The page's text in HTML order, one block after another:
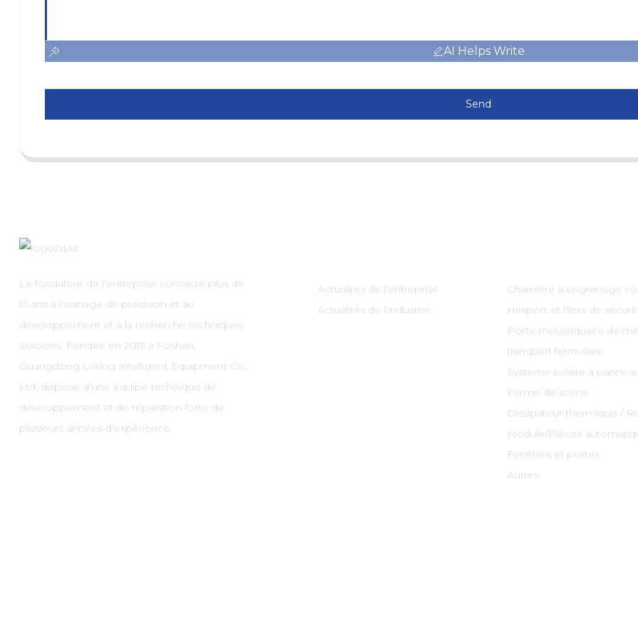
AI Helps Write
Send
Le fondateur de l'entreprise consacre plus de
15 ans à l'usinage de précision et au
développement et à la recherche techniques
associés. Fondée en 2015 à Foshan,
Guangdong LvXing Intelligent Equipment Co.,
Ltd. dispose d'une équipe technique de
développement et de réparation forte de
plusieurs années d'expérience.
Actualités de l'entreprise
Actualités de l'industrie
Charnière à engrenage
Héliport et filets de
Porte moustiquaire de
transport ferroviaire
Système solaire à
Ferme de scène
Dissipateur thermique /
Module/Pièces
Fenêtres et portes
Autres